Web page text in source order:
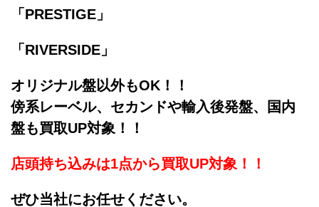
「PRESTIGE」
「RIVERSIDE」
オリジナル盤以外もOK！！
傍系レーベル、セカンドや輸入後発盤、国内
盤も買取UP対象！！
店頭持ち込みは1点から買取UP対象！！
ぜひ当社にお任せください。